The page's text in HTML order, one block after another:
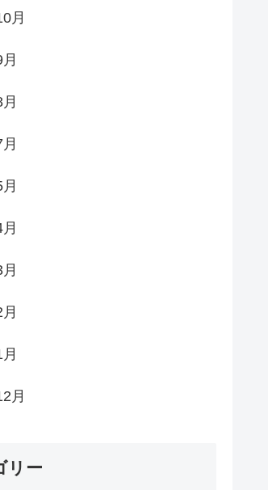
月
月
リー